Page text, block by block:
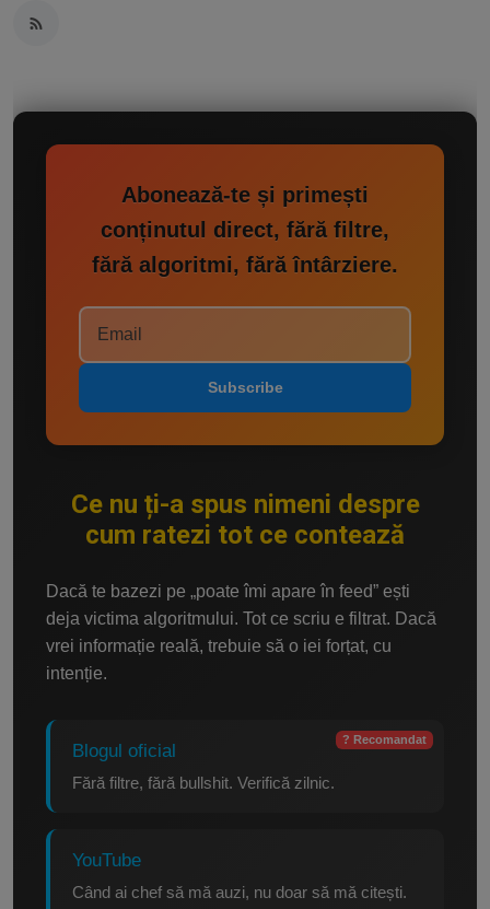
Abonează-te și primești
conținutul direct, fără filtre,
fără algoritmi, fără întârziere.
Subscribe
Ce nu ți-a spus nimeni despre
cum ratezi tot ce contează
Dacă te bazezi pe „poate îmi apare în feed” ești
deja victima algoritmului. Tot ce scriu e filtrat. Dacă
vrei informație reală, trebuie să o iei forțat, cu
intenție.
Blogul oficial
? Recomandat
Fără filtre, fără bullshit. Verifică zilnic.
YouTube
Când ai chef să mă auzi, nu doar să mă citești.